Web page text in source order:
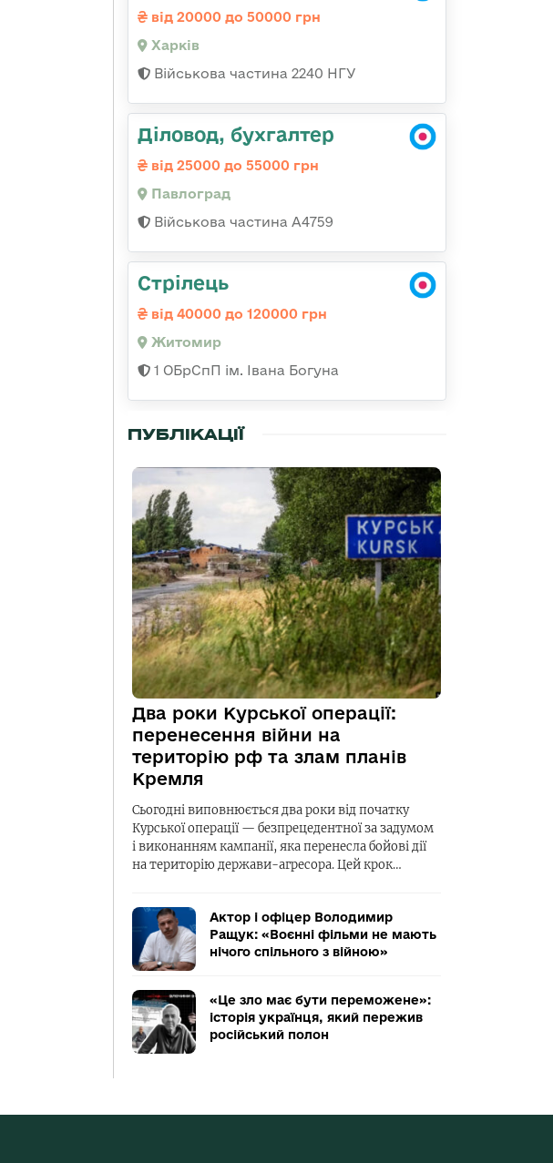
від 20000 до 50000 грн
Харків
Військова частина 2240 НГУ
Діловод, бухгалтер
від 25000 до 55000 грн
Павлоград
Військова частина А4759
Стрілець
від 40000 до 120000 грн
Житомир
1 ОБрСпП ім. Івана Богуна
ПУБЛІКАЦІЇ
Два роки Курської операції:
перенесення війни на
територію рф та злам планів
Кремля
Сьогодні виповнюється два роки від початку
Курської операції — безпрецедентної за задумом
і виконанням кампанії, яка перенесла бойові дії
на територію держави-агресора. Цей крок…
Актор і офіцер Володимир
Ращук: «Воєнні фільми не мають
нічого спільного з війною»
«Це зло має бути переможене»:
історія українця, який пережив
російський полон